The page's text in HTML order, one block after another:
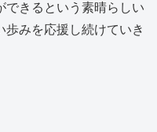
できるという素晴らしい
みを応援し続けていき